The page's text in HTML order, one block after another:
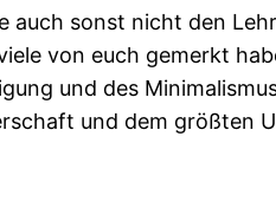
sonst nicht den
von euch gemerkt
und des
und dem größten